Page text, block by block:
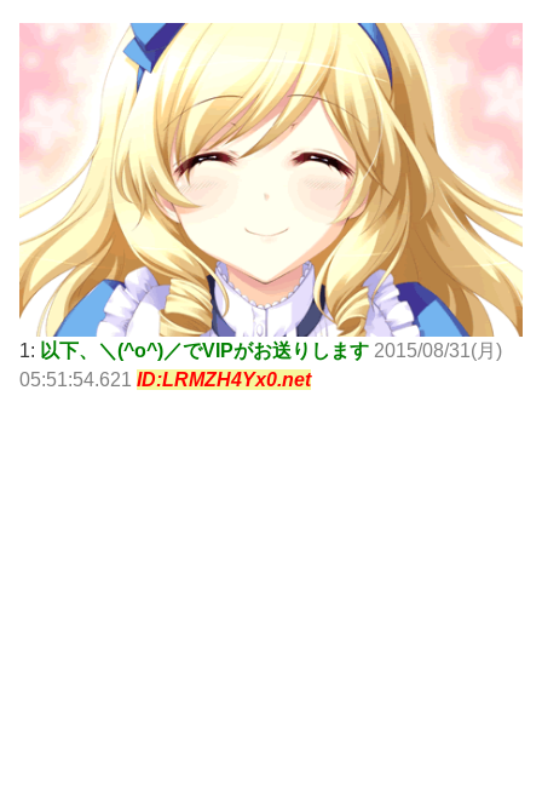
1: 以下、＼(^o^)／でVIPがお送りします 2015/08/31(月)
05:51:54.621 ID:LRMZH4Yx0.net